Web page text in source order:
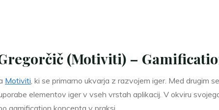
Gregorčič (Motiviti) –
Motiviti, ki se primarno ukvarja z razvojem iger. Med drugim
elementov iger v vseh vrstah aplikacij. V okviru